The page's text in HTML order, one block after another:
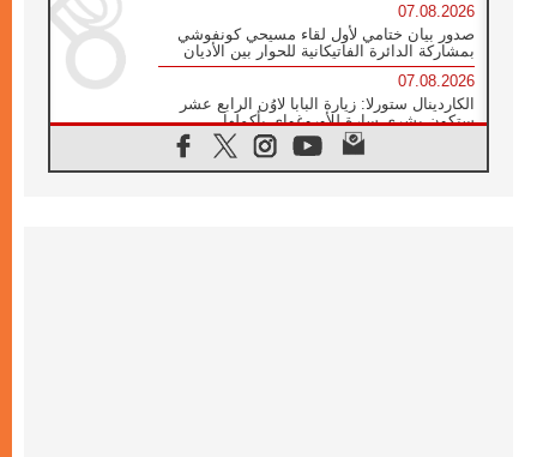
07.08.2026
صدور بيان ختامي لأول لقاء مسيحي كونفوشي
بمشاركة الدائرة الفاتيكانية للحوار بين الأديان
07.08.2026
الكاردينال ستورلا: زيارة البابا لاوُن الرابع عشر
ستكون بشرى سارة للأوروغواي بأكملها
الفاتيكان يعلن برنامج الزيارة الرسولية للبابا لاوُن